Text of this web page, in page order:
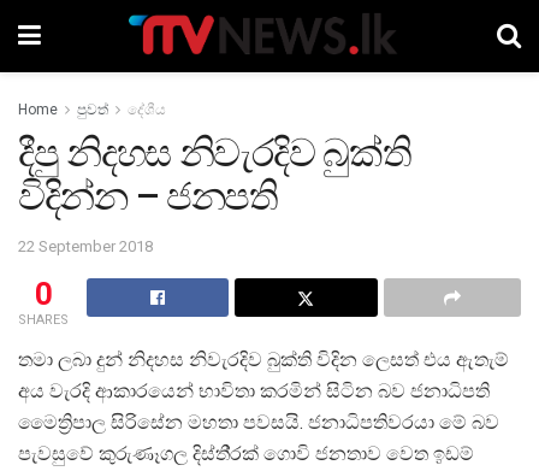
Home පුවත් දේශීය
දීපු නිදහස නිවැරදිව බුක්ති
විදින්න – ජනපති
22 September 2018
0
SHARES
තමා ලබා දුන් නිදහස නිවැරදිව බුක්ති විදින ලෙසත් එය ඇතැම්
අය වැරදි ආකාරයෙන් භාවිතා කරමින් සිටින බව ජනාධිපති
මෛත්‍රිපාල සිරිසේන මහතා පවසයි. ජනාධිපතිවරයා මේ බව
පැවසුවේ කුරුණෑගල දිස්ති‍්‍රක් ගොවි ජනතාව වෙත ඉඩම්